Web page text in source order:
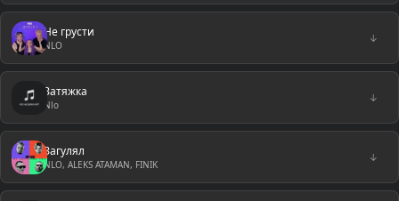
Не грусти
NLO
↓
Затяжка
Nlo
↓
Загулял
NLO, ALEKS ATAMAN, FINIK
↓